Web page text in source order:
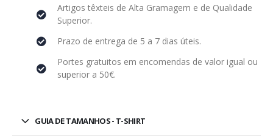
Artigos têxteis de Alta Gramagem e de Qualidade
Superior.
Prazo de entrega de 5 a 7 dias úteis.
Portes gratuitos em encomendas de valor igual ou
superior a 50€.
GUIA DE TAMANHOS - T-SHIRT